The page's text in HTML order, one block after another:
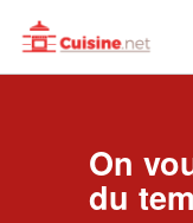
On
du